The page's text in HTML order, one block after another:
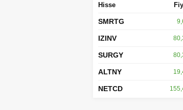
Hisse
SMRTG
IZINV
SURGY
ALTNY
NETCD